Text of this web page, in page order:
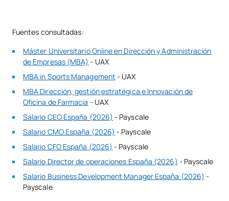
Fuentes consultadas:
Máster Universitario Online en Dirección y Administración
de Empresas (MBA) - UAX
MBA in Sports Management - UAX
MBA Dirección, gestión estratégica e Innovación de
Oficina de Farmacia - UAX
Salario CEO España (2026) - Payscale
Salario CMO España (2026) - Payscale
Salario CFO España (2026) - Payscale
Salario Director de operaciones España (2026) - Payscale
Salario Business Development Manager España (2026) -
Payscale